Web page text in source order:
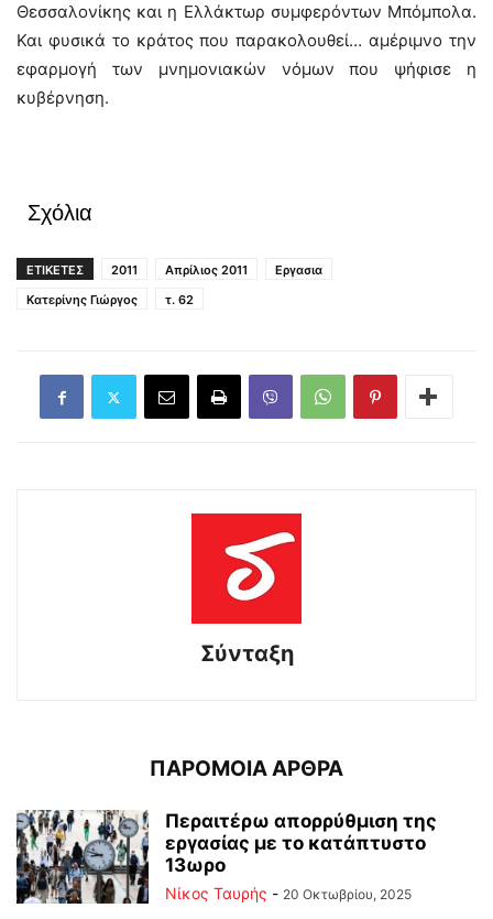
Θεσσαλονίκης και η Ελλάκτωρ συμφερόντων Μπόμπολα.
Και φυσικά το κράτος που παρακολουθεί… αμέριμνο την
εφαρμογή των μνημονιακών νόμων που ψήφισε η
κυβέρνηση.
Σχόλια
ΕΤΙΚΕΤΕΣ 2011 Απρίλιος 2011
Εργασια
Κατερίνης Γιώργος
τ. 62
Σύνταξη
ΠΑΡΟΜΟΙΑ ΑΡΘΡΑ
Περαιτέρω απορρύθμιση της
εργασίας με το κατάπτυστο
13ωρο
Νίκος Ταυρής - 20 Οκτωβρίου, 2025